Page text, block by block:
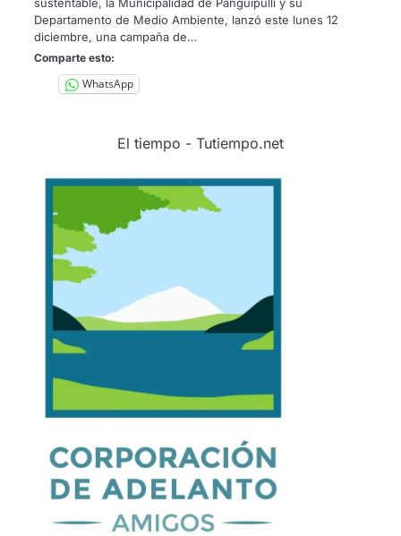
Departamento de Medio Ambiente, lanzó este lunes 12
diciembre, una campaña de…
Comparte esto:
WhatsApp
El tiempo - Tutiempo.net